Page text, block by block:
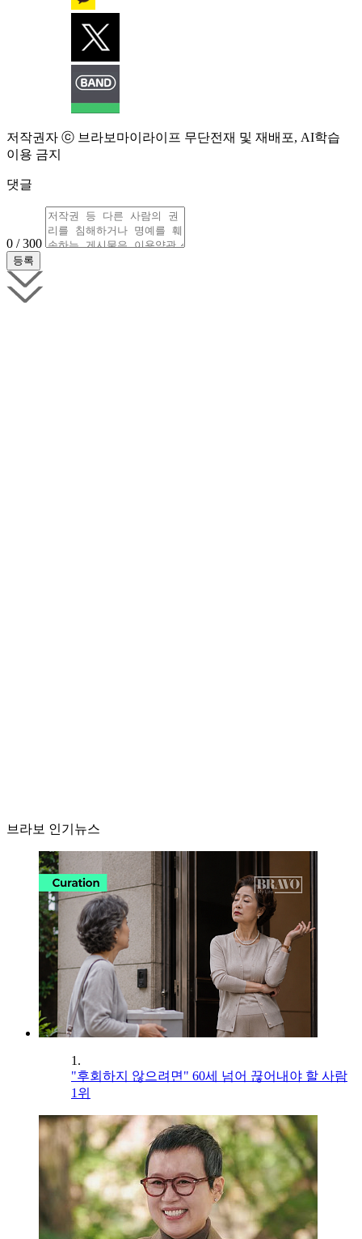
저작권자 ⓒ 브라보마이라이프 무단전재 및 재배포, AI학습
이용 금지
댓글
0 / 300
브라보 인기뉴스
1.
"후회하지 않으려면" 60세 넘어 끊어내야 할 사람
1위